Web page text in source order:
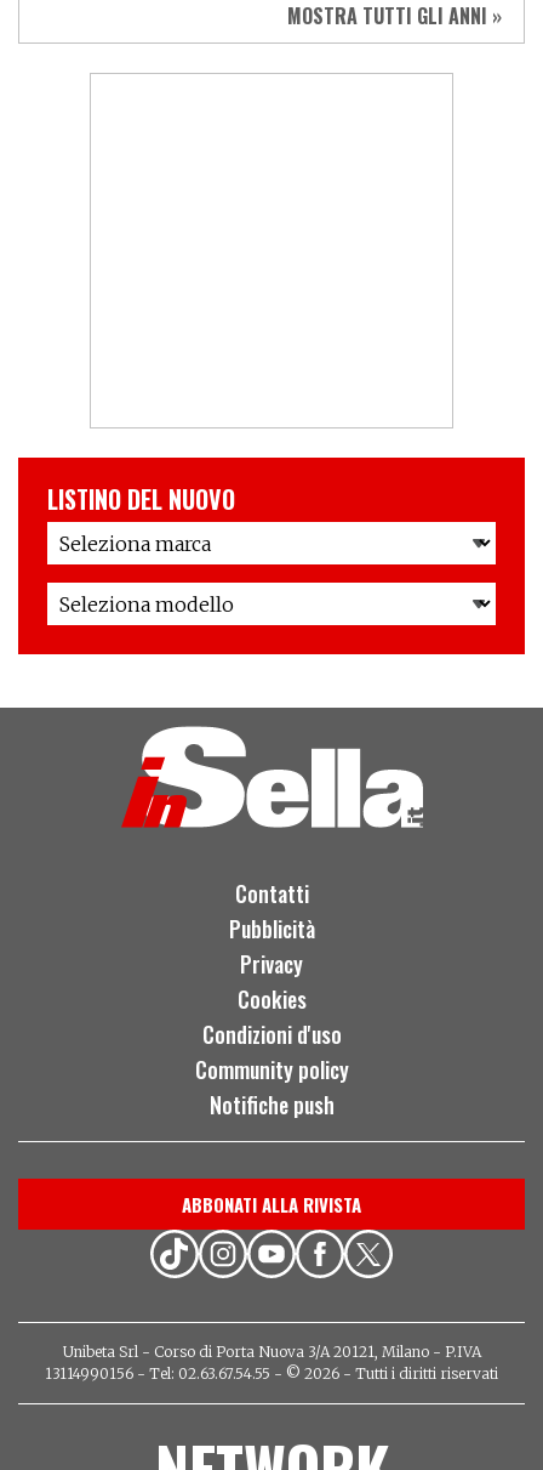
MOSTRA TUTTI GLI ANNI »
LISTINO DEL NUOVO
Contatti
Pubblicità
Privacy
Cookies
Condizioni d'uso
Community policy
Notifiche push
ABBONATI ALLA RIVISTA
Unibeta Srl - Corso di Porta Nuova 3/A 20121, Milano - P.IVA
13114990156 - Tel: 02.63.67.54.55 - © 2026 - Tutti i diritti riservati